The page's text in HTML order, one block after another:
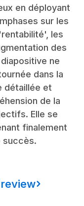
en déployant
sur les
les
des
ne
dans la
détaillée et
de la
Elle se
finalement
succès.